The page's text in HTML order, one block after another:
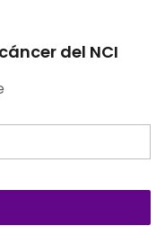
del NCI